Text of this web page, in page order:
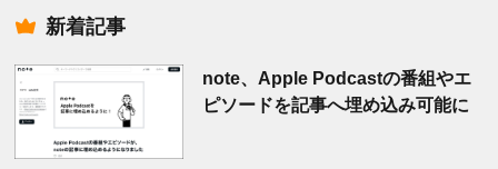
新着記事
note、Apple Podcastの番組やエ
ピソードを記事へ埋め込み可能に